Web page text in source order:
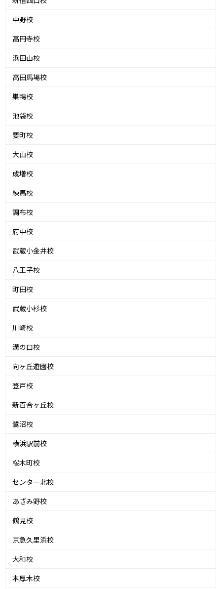
中野校
高円寺校
浜田山校
高田馬場校
巣鴨校
池袋校
要町校
大山校
成増校
練馬校
調布校
府中校
武蔵小金井校
八王子校
町田校
武蔵小杉校
川崎校
溝の口校
向ヶ丘遊園校
登戸校
新百合ヶ丘校
鷺沼校
横浜駅前校
桜木町校
センター北校
あざみ野校
鶴見校
京急久里浜校
大和校
本厚木校